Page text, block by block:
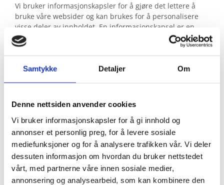
Samtykke Detaljer Om
Denne nettsiden anvender cookies
Vi bruker informasjonskapsler for å gi innhold og
annonser et personlig preg, for å levere sosiale
mediefunksjoner og for å analysere trafikken vår. Vi deler
dessuten informasjon om hvordan du bruker nettstedet
vårt, med partnerne våre innen sosiale medier,
annonsering og analysearbeid, som kan kombinere den
Vi bruker informasjonskapsler for å gjøre det lettere å
bruke våre websider og kan brukes for å personalisere
visse deler av innholdet. En informasjonskapsel er en
liten tekstfil som sendes fra vår webserver og lagres av
din nettleser. Informasjonen som lagres kan være
opplysninger om hvordan våre brukere har surfet på og
anvendt våre nettsider, og om hvilken nettleser de har
Vi anvender statistikk om brukere og
trafikk/trafikkleverandører i aggregert form. Statistikken
inneholder aldri noen form for personlig informasjon, alt
er anonymt. IP-adresser lagres ikke i vår database der vi
lagrer atferd på nettstedet, derfor kan informasjon om
deg som bruker aldri kobles sammen med din identitet.
Din IP-adresse lagres av sikkerhetsmessige årsaker bare i
de tilfeller du selv aktivt registrerer deg på nettstedet.